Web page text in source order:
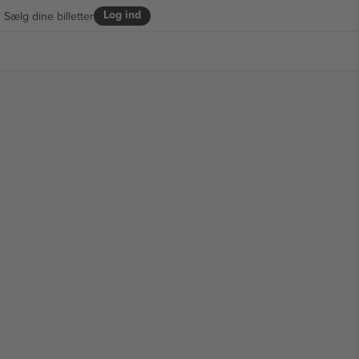
Log ind
Sælg dine billetter